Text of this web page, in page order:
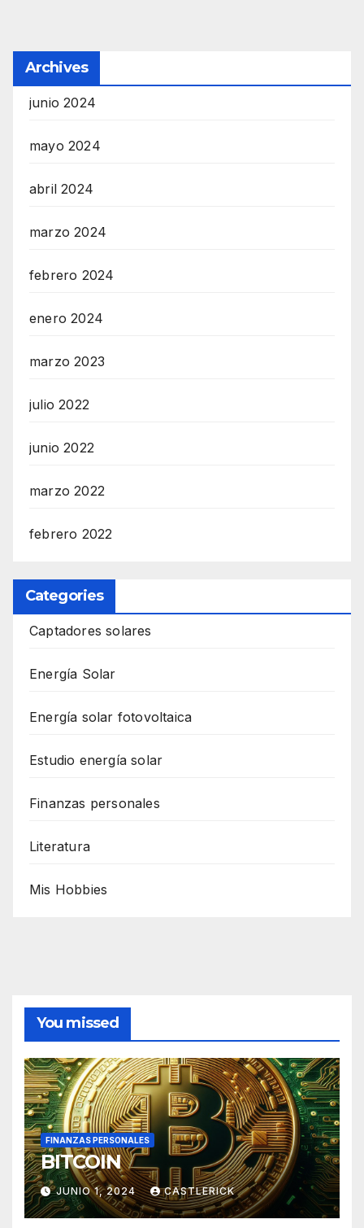
Archives
junio 2024
mayo 2024
abril 2024
marzo 2024
febrero 2024
enero 2024
marzo 2023
julio 2022
junio 2022
marzo 2022
febrero 2022
Categories
Captadores solares
Energía Solar
Energía solar fotovoltaica
Estudio energía solar
Finanzas personales
Literatura
Mis Hobbies
You missed
FINANZAS PERSONALES
BITCOIN
JUNIO 1, 2024 CASTLERICK